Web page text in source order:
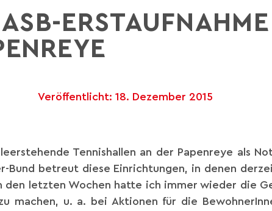
ERSTAUFNAHME
Veröffentlicht: 18. Dezember 2015
Tennishallen an der Papenreye als
betreut diese Einrichtungen, in denen
den letzten Wochen hatte ich immer wieder die
machen, u. a. bei Aktionen für die